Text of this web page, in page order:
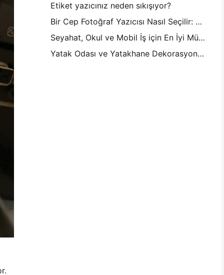
Etiket yazıcınız neden sıkışıyor?
Bir Cep Fotoğraf Yazıcısı Nasıl Seçilir: Günlük, Seyahat ve iPhone Kullanıcıları için Tam Bir Kılavuz
Seyahat, Okul ve Mobil İş için En İyi Mürekkepsiz Taşınabilir Yazıcı: Hanin MT620 Pro İnceleme
Yatak Odası ve Yatakhane Dekorasyonu için Mini Fotoğraf Duvar Düzenleme Fikirleri ve İpuçları